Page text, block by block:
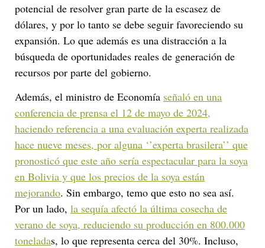
potencial de resolver gran parte de la escasez de
dólares, y por lo tanto se debe seguir favoreciendo su
expansión. Lo que además es una distracción a la
búsqueda de oportunidades reales de generación de
recursos por parte del gobierno.
Además, el ministro de Economía señaló en una
conferencia de prensa el 12 de mayo de 2024,
haciendo referencia a una evaluación experta realizada
hace nueve meses, por alguna ‘’experta brasilera’’ que
pronosticó que este año sería espectacular para la soya
en Bolivia y que los precios de la soya están
mejorando. Sin embargo, temo que esto no sea así.
Por un lado, la sequía afectó la última cosecha de
verano de soya, reduciendo su producción en 800.000
toneladas, lo que representa cerca del 30%. Incluso,